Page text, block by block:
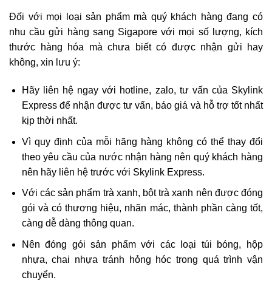
Đối với mọi loại sản phẩm mà quý khách hàng đang có
nhu cầugửi hàng sang Sigapore với mọi số lượng, kích
thước hàng hóa mà chưa biết có được nhận gửi hay
không, xin lưu ý:
Hãy liên hệ ngay với hotline, zalo, tư vấn của Skylink
Express để nhận được tư vấn, báo giá và hỗ trợ tốt nhất
kịp thời nhất.
Vì quy định của mỗi hãng hàng không có thể thay đổi
theo yêu cầu của nước nhận hàng nên quý khách hàng
nên hãy liên hệ trước với Skylink Express.
Với các sản phẩm trà xanh, bột trà xanh nên được đóng
gói và có thương hiệu, nhãn mác, thành phần càng tốt,
càng dễ dàng thông quan.
Nên đóng gói sản phẩm với các loại túi bóng, hộp
nhựa, chai nhựa tránh hỏng hóc trong quá trình vận
chuyển.